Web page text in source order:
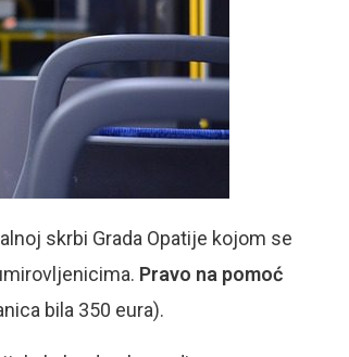
skrbi Grada Opatije kojom se
Pravo na pomoć
bila 350 eura).